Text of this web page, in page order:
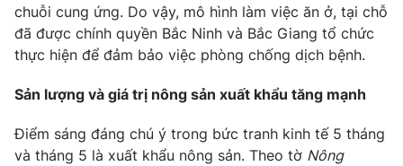
Liên hệ quảng cáo:024-7300.7108
chuỗi cung ứng. Do vậy, mô hình làm việc ăn ở, tại chỗ
đã được chính quyền Bắc Ninh và Bắc Giang tổ chức
thực hiện để đảm bảo việc phòng chống dịch bệnh.
Sản lượng và giá trị nông sản xuất khẩu tăng mạnh
Điểm sáng đáng chú ý trong bức tranh kinh tế 5 tháng
và tháng 5 là xuất khẩu nông sản. Theo tờ Nông